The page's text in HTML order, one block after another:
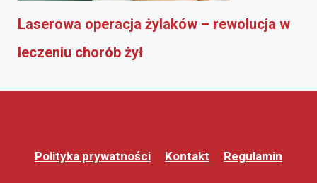
Laserowa operacja żylaków – rewolucja w
leczeniu chorób żył
Polityka prywatności Kontakt Regulamin